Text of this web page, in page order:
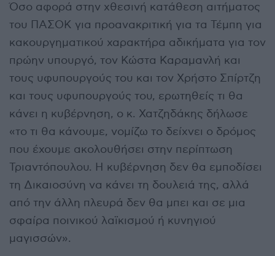
Όσο αφορά στην χθεσινή κατάθεση αιτήματος
του ΠΑΣΟΚ για προανακριτική για τα Τέμπη για
κακουργηματικού χαρακτήρα αδικήματα για τον
πρώην υπουργό, τον Κώστα Καραμανλή και
τους υφυπουργούς του και τον Χρήστο Σπίρτζη
και τους υφυπουργούς του, ερωτηθείς τι θα
κάνει η κυβέρνηση, ο κ. Χατζηδάκης δήλωσε
«το τι θα κάνουμε, νομίζω το δείχνει ο δρόμος
που έχουμε ακολουθήσει στην περίπτωση
Τριαντόπουλου. Η κυβέρνηση δεν θα εμποδίσει
τη Δικαιοσύνη να κάνει τη δουλειά της, αλλά
από την άλλη πλευρά δεν θα μπει και σε μια
σφαίρα ποινικού λαϊκισμού ή κυνηγιού
μαγισσών».